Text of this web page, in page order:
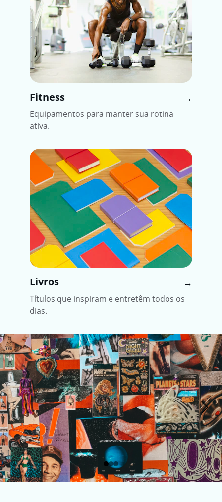
Fitness
Equipamentos para manter sua rotina
ativa.
Livros
Títulos que inspiram e entretêm todos os
dias.
→
→